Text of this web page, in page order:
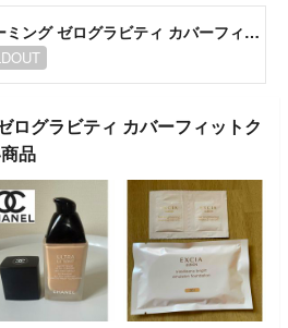
NAMING.ネーミング ゼログラビティ カバーフィットクッション 21P
ログラビティ カバーフィットク
品